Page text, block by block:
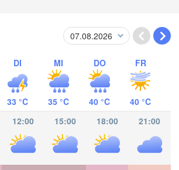
DI
33 °C
MI
35 °C
DO
40 °C
FR
40 °C
12:00 15:00 18:00 21:00
Valledupar